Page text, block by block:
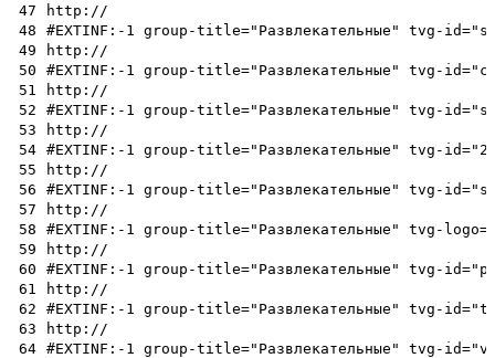
47
http://
48
#EXTINF:-1 group-title="Развлекательные" tvg-
49
http://
50
#EXTINF:-1 group-title="Развлекательные" tvg-
51
http://
52
#EXTINF:-1 group-title="Развлекательные" tvg-
53
http://
54 #EXTINF:-1 group-title="Развлекательные" tvg-
55
http://
56
#EXTINF:-1 group-title="Развлекательные" tvg-
57
http://
58
#EXTINF:-1 group-title="Развлекательные" tvg-
59
http://
60
#EXTINF:-1 group-title="Развлекательные" tvg-
61
http://
62
#EXTINF:-1 group-title="Развлекательные" tvg-
63
http://
64 #EXTINF:-1 group-title="Развлекательные" tvg-